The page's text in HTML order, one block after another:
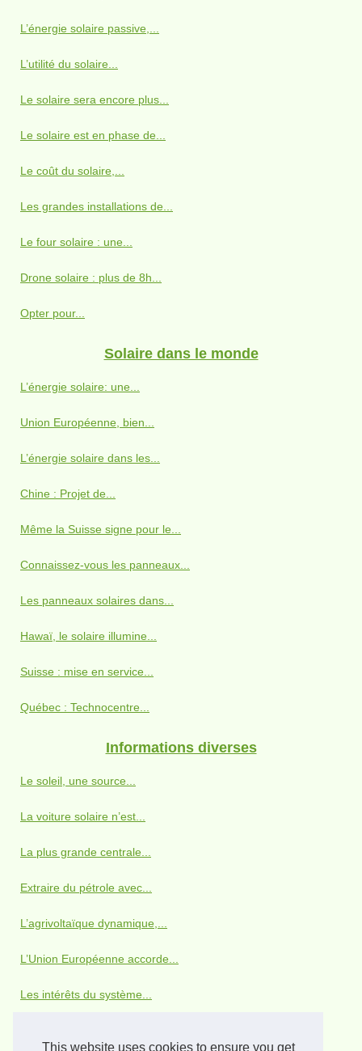
This website uses cookies to ensure you get
L’énergie solaire passive,...
L’utilité du solaire...
Le solaire sera encore plus...
Le solaire est en phase de...
Le coût du solaire,...
Les grandes installations de...
Le four solaire : une...
Drone solaire : plus de 8h...
Opter pour...
Solaire dans le monde
L’énergie solaire: une...
Union Européenne, bien...
L’énergie solaire dans les...
Chine : Projet de...
Même la Suisse signe pour le...
Connaissez-vous les panneaux...
Les panneaux solaires dans...
Hawaï, le solaire illumine...
Suisse : mise en service...
Québec : Technocentre...
Informations diverses
Le soleil, une source...
La voiture solaire n’est...
La plus grande centrale...
Extraire du pétrole avec...
L’agrivoltaïque dynamique,...
L’Union Européenne accorde...
Les intérêts du système...